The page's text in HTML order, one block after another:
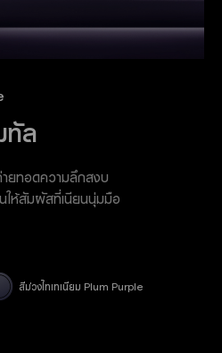
าม
ยหมอกยามเช้า ด้วยการ
อบเงาหลายเลเยอร์ ทำให้
ทัล
ายทอดความลึกสงบ
ให้สัมผัสที่เนียนนุ่มมือ
สีม่วงไทเทเนียม Plum Purple